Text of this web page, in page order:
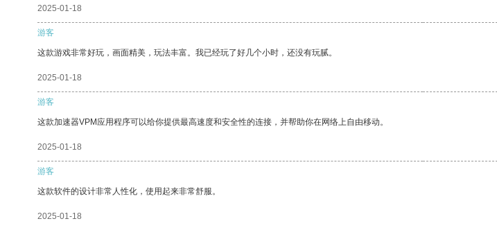
2025-01-18
游客
这款游戏非常好玩，画面精美，玩法丰富。我已经玩了好几个小时，还没有玩腻。
2025-01-18
游客
这款加速器VPM应用程序可以给你提供最高速度和安全性的连接，并帮助你在网络上自由移动。
2025-01-18
游客
这款软件的设计非常人性化，使用起来非常舒服。
2025-01-18